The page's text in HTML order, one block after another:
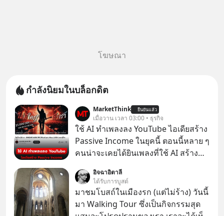
โฆษณา
กำลังนิยมในบล็อกดิต
MarketThink ยืนยันแล้ว
เมื่อวาน เวลา 03:00 • ธุรกิจ
ใช้ AI ทำเพลงลง YouTube ไอเดียสร้าง
Passive Income ในยุคนี้ ตอนนี้หลาย ๆ
คนน่าจะเคยได้ยินเพลงที่ใช้ AI สร้าง
รู้ตัวเรา” จากช่องชื่อว่า UNHEARD
MUSIC ที่ตอนนี้มียอดรับชมกว่า 26
ล้านครั้งแล้ว
อิจฉาอิตาลี
ได้รับการบูสต์
มาชมโบสถ์ในเมืองรก (แต่ไม่ร้าง) วันนี้
มา Walking Tour ซึ่งเป็นกิจกรรมสุด